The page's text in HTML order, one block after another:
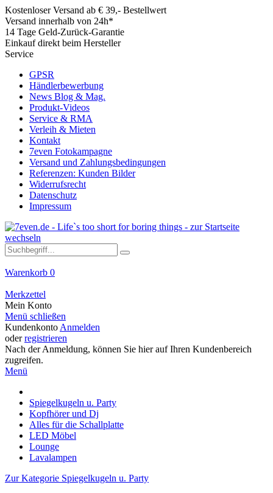
Kostenloser Versand ab € 39,- Bestellwert
Versand innerhalb von 24h*
14 Tage Geld-Zurück-Garantie
Einkauf direkt beim Hersteller
Service
GPSR
Händlerbewerbung
News Blog & Mag.
Produkt-Videos
Service & RMA
Verleih & Mieten
Kontakt
7even Fotokampagne
Versand und Zahlungsbedingungen
Referenzen: Kunden Bilder
Widerrufsrecht
Datenschutz
Impressum
Warenkorb 0
Merkzettel
Mein Konto
Menü schließen
Kundenkonto Anmelden
oderregistrieren
Nach der Anmeldung, können Sie hier auf Ihren Kundenbereich
zugreifen.
Menü
Spiegelkugeln u. Party
Kopfhörer und Dj
Alles für die Schallplatte
LED Möbel
Lounge
Lavalampen
Zur Kategorie Spiegelkugeln u. Party